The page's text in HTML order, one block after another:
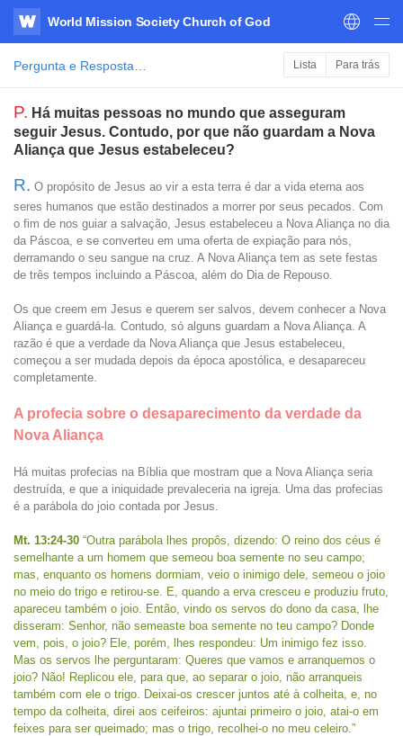
WATV
World Mission Society Church of God
Lista Para trás
P. Há muitas pessoas no mundo que asseguram
seguir Jesus. Contudo, por que não guardam a Nova
Aliança que Jesus estabeleceu?
R. O propósito de Jesus ao vir a esta terra é dar a vida eterna aos
seres humanos que estão destinados a morrer por seus pecados. Com
o fim de nos guiar a salvação, Jesus estabeleceu a Nova Aliança no dia
da Páscoa, e se converteu em uma oferta de expiação para nós,
derramando o seu sangue na cruz. A Nova Aliança tem as sete festas
de três tempos incluindo a Páscoa, além do Dia de Repouso.
Os que creem em Jesus e querem ser salvos, devem conhecer a Nova
Aliança e guardá-la. Contudo, só alguns guardam a Nova Aliança. A
razão é que a verdade da Nova Aliança que Jesus estabeleceu,
começou a ser mudada depois da época apostólica, e desapareceu
completamente.
A profecia sobre o desaparecimento da verdade da
Nova Aliança
Há muitas profecias na Bíblia que mostram que a Nova Aliança seria
destruída, e que a iniquidade prevaleceria na igreja. Uma das profecias
é a parábola do joio contada por Jesus.
Mt. 13:24-30 “Outra parábola lhes propôs, dizendo: O reino dos céus é
semelhante a um homem que semeou boa semente no seu campo;
mas, enquanto os homens dormiam, veio o inimigo dele, semeou o joio
no meio do trigo e retirou-se. E, quando a erva cresceu e produziu fruto,
apareceu também o joio. Então, vindo os servos do dono da casa, lhe
disseram: Senhor, não semeaste boa semente no teu campo? Donde
vem, pois, o joio? Ele, porém, lhes respondeu: Um inimigo fez isso.
Mas os servos lhe perguntaram: Queres que vamos e arranquemos o
joio? Não! Replicou ele, para que, ao separar o joio, não arranqueis
também com ele o trigo. Deixai-os crescer juntos até à colheita, e, no
tempo da colheita, direi aos ceifeiros: ajuntai primeiro o joio, atai-o em
feixes para ser queimado; mas o trigo, recolhei-o no meu celeiro.”